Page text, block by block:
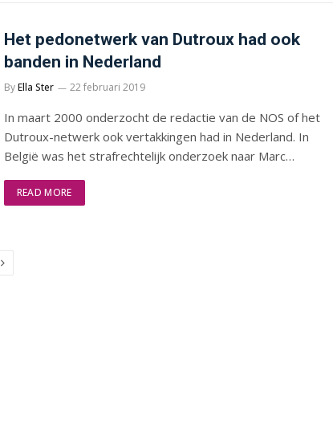
Het pedonetwerk van Dutroux had ook
banden in Nederland
By Ella Ster 22 februari 2019
In maart 2000 onderzocht de redactie van de NOS of het
Dutroux-netwerk ook vertakkingen had in Nederland. In
België was het strafrechtelijk onderzoek naar Marc…
READ MORE
Next